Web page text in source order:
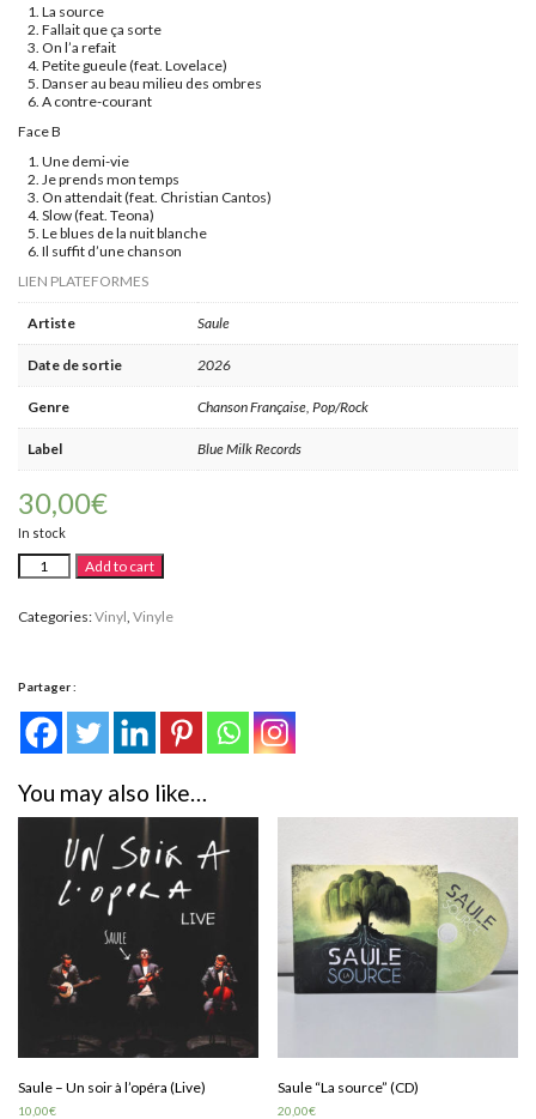
La source
Fallait que ça sorte
On l’a refait
Petite gueule (feat. Lovelace)
Danser au beau milieu des ombres
A contre-courant
Face B
Une demi-vie
Je prends mon temps
On attendait (feat. Christian Cantos)
Slow (feat. Teona)
Le blues de la nuit blanche
Il suffit d’une chanson
LIEN PLATEFORMES
Artiste Saule
Date de sortie 2026
Genre Chanson Française, Pop/Rock
Label Blue Milk Records
30,00€
In stock
Saule
"La
(Vinyle)
Add to cart
Categories:Vinyl, Vinyle
Partager :
You may also like…
Saule – Un soir à l’opéra (Live)
10,00€
Saule “La source” (CD)
20,00€